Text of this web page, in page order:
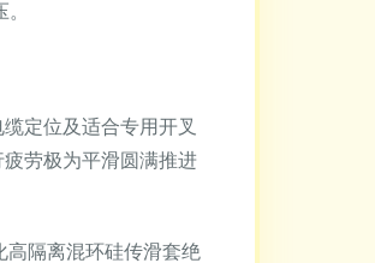
定位及适合专用开叉
劳极为平滑圆满推进
高隔离混环硅传滑套绝